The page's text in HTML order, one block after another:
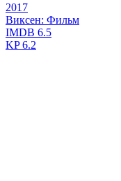
2017
Виксен: Фильм
IMDB 6.5
KP6.2